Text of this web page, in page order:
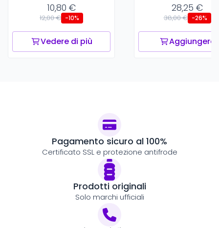
10,80 €
12,00 € -10%
Vedere di più
28,25 €
38,00 € -26%
Aggiungere
Pagamento sicuro al 100%
Certificato SSL e protezione antifrode
Prodotti originali
Solo marchi ufficiali